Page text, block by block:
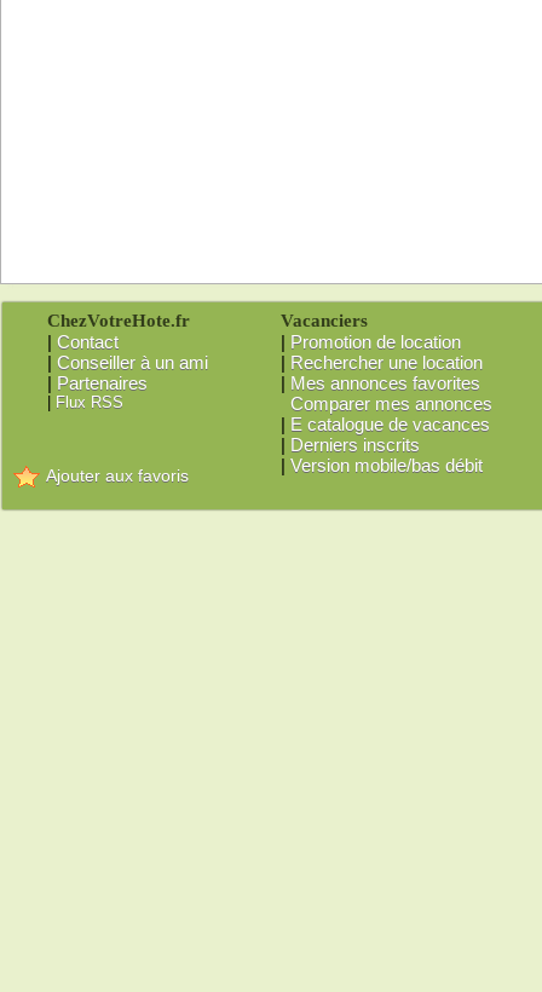
ChezVotreHote.fr
| Contact
| Conseiller à un ami
| Partenaires
Flux RSS
Vacanciers
| Promotion de location
| Rechercher une location
| Mes annonces favorites
Comparer mes annonces
| E catalogue de vacances
| Derniers inscrits
| Version mobile/bas débit
Ajouter aux favoris